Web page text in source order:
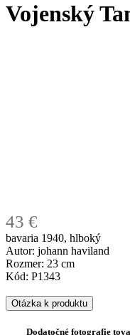
Vojenský
43 €
bavaria 1940, hlboký
Autor: johann haviland
Rozmer: 23 cm
Kód: P1343
Otázka k produktu
Dodatočné fotografie